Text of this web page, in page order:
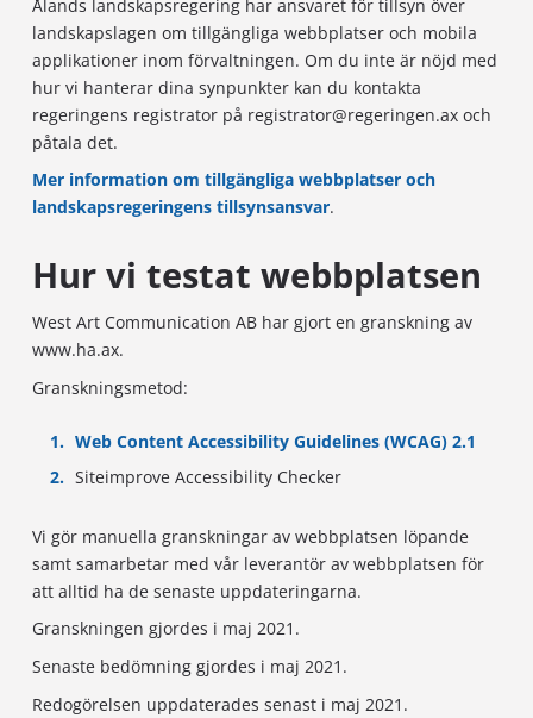
Ålands landskapsregering har ansvaret för tillsyn över
landskapslagen om tillgängliga webbplatser och mobila
applikationer inom förvaltningen. Om du inte är nöjd med
hur vi hanterar dina synpunkter kan du kontakta
regeringens registrator på registrator@regeringen.ax och
påtala det.
Mer information om tillgängliga webbplatser och
landskapsregeringens tillsynsansvar.
Hur vi testat webbplatsen
West Art Communication AB har gjort en granskning av
www.ha.ax.
Granskningsmetod:
Web Content Accessibility Guidelines (WCAG) 2.1
Siteimprove Accessibility Checker
Vi gör manuella granskningar av webbplatsen löpande
samt samarbetar med vår leverantör av webbplatsen för
att alltid ha de senaste uppdateringarna.
Granskningen gjordes i maj 2021.
Senaste bedömning gjordes i maj 2021.
Redogörelsen uppdaterades senast i maj 2021.